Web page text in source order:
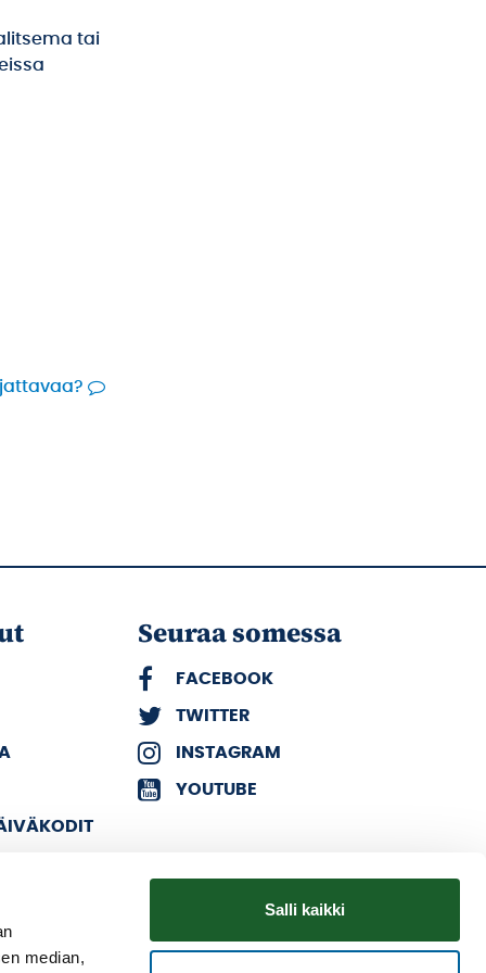
median,
Salli kaikki
tai
Seuraa somessa
FACEBOOK
TWITTER
INSTAGRAM
YOUTUBE